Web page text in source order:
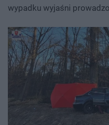
wypadku wyjaśni